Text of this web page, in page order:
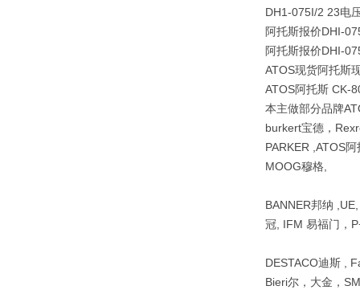
DH1-075I/2 23电
阿托斯报价DHI-
阿托斯报价DHI-
ATOS现货阿托斯
ATOS阿托斯 CK-
本主做部分品牌
burkert宝德，
PARKER ,ATOS
MOOG穆格,
BANNER邦纳
冠, IFM 易福门，
DESTACO迪斯 ,
Bieri尔，大金，